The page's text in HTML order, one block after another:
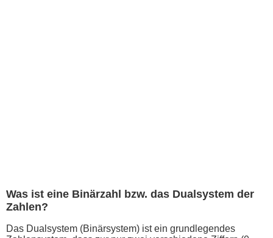
Was ist eine Binärzahl bzw. das Dualsystem der
Zahlen?
Das Dualsystem (Binärsystem) ist ein grundlegendes